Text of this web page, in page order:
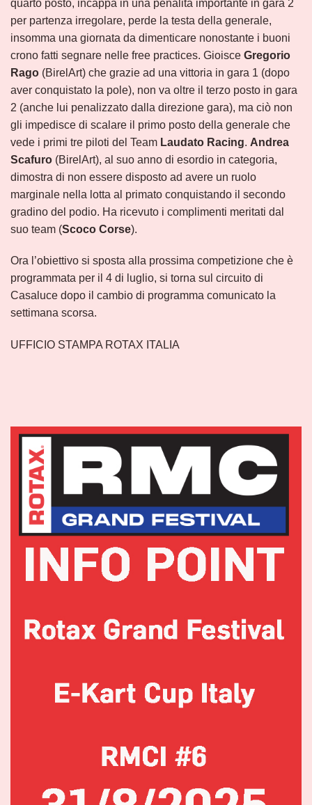
quarto posto, incappa in una penalità importante in gara 2
per partenza irregolare, perde la testa della generale,
insomma una giornata da dimenticare nonostante i buoni
crono fatti segnare nelle free practices. Gioisce Gregorio
Rago (BirelArt) che grazie ad una vittoria in gara 1 (dopo
aver conquistato la pole), non va oltre il terzo posto in gara
2 (anche lui penalizzato dalla direzione gara), ma ciò non
gli impedisce di scalare il primo posto della generale che
vede i primi tre piloti del Team Laudato Racing. Andrea
Scafuro (BirelArt), al suo anno di esordio in categoria,
dimostra di non essere disposto ad avere un ruolo
marginale nella lotta al primato conquistando il secondo
gradino del podio. Ha ricevuto i complimenti meritati dal
suo team (Scoco Corse).
Ora l’obiettivo si sposta alla prossima competizione che è
programmata per il 4 di luglio, si torna sul circuito di
Casaluce dopo il cambio di programma comunicato la
settimana scorsa.
UFFICIO STAMPA ROTAX ITALIA